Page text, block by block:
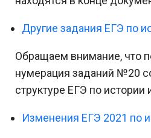
Другие задания ЕГЭ по
Обращаем внимание, что
нумерация заданий №20
структуре ЕГЭ по истории
Изменения ЕГЭ 2021 по